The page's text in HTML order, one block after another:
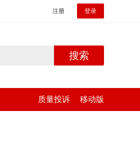
注册 登录
搜索
质量投诉 移动版